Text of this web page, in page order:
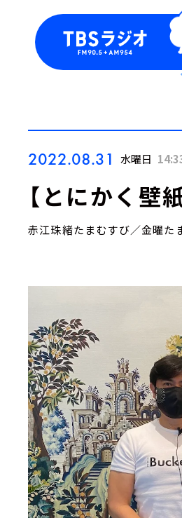
2022.08.31 水曜日
【とにかく壁
赤江珠緒たまむすび／金曜た